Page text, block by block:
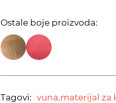
Ostale boje proizvoda:
Tagovi: vuna,materijal za